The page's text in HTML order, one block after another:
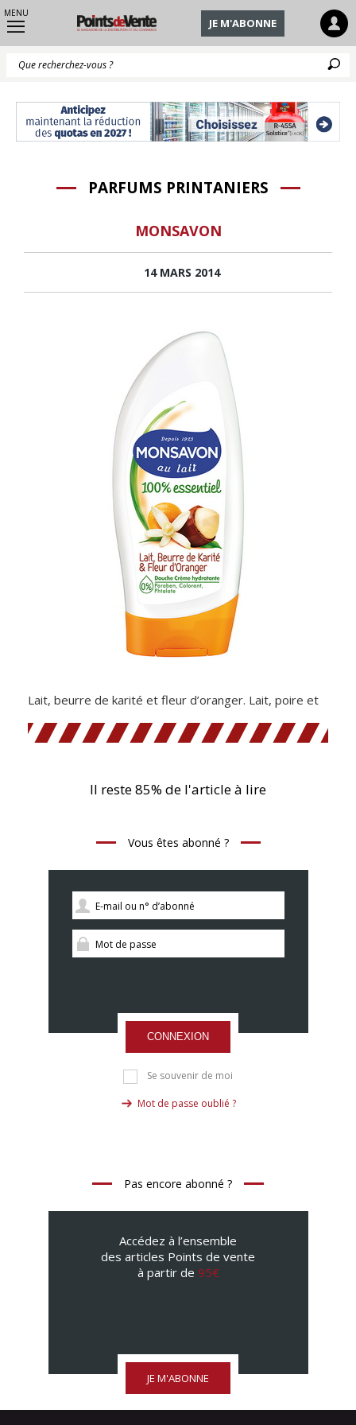
MENU
JE M'ABONNE
PARFUMS PRINTANIERS
MONSAVON
14 MARS 2014
Lait, beurre de karité et fleur d’oranger. Lait, poire et
Il reste 85% de l'article à lire
Vous êtes abonné ?
CONNEXION
Se souvenir de moi
Mot de passe oublié ?
Pas encore abonné ?
Accédez à l’ensemble
des articles Points de vente
à partir de 95€
JE M'ABONNE